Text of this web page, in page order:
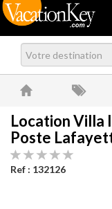
Location Villa
Poste
Ref : 132126